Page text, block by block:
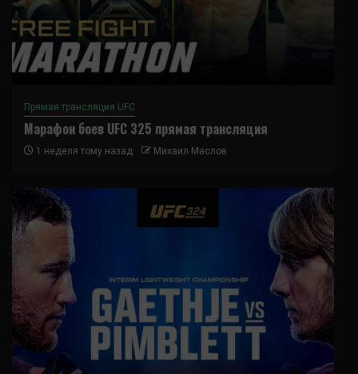
Прямая трансляция UFC
Марафон боев UFC 325 прямая трансляция
1 неделя тому назад Михаил Маслов